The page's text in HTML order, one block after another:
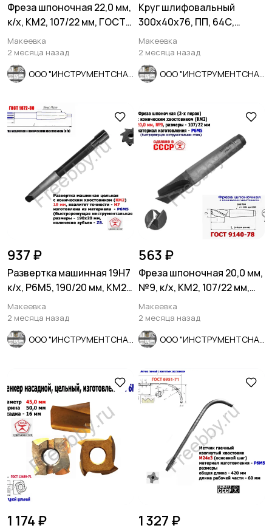
Фреза шпоночная 22,0 мм,
к/х, КМ2, 107/22 мм, ГОСТ
9140-78 ВИЗ, СССР
Макеевка
2 месяца назад
Круг шлифовальный
300х40х76, ПП, 64С,
зеленый, 40 СМ1, K-L V, ср
зерно
Макеевка
2 месяца назад
937 ₽
Развертка машинная 19Н7
к/х, Р6М5, 190/20 мм, КМ2,
Z8, ВИЗ, СССР.
Макеевка
2 месяца назад
563 ₽
Фреза шпоночная 20,0 мм,
№9, к/х, КМ2, 107/22 мм,
2235-0055, СССР.
Макеевка
2 месяца назад
1 174 ₽ 1 327 ₽